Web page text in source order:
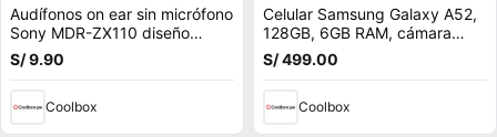
Audífonos on ear sin micrófono
Sony MDR-ZX110 diseño
plegable giratorio, conector
3.5 mm, negro
S/ 9.90
Coolbox
Celular Samsung Galaxy A52,
128GB, 6GB RAM, cámara
trasera 64MP y frontal 32MP,
6.5"", Snapdragon, negro
S/ 499.00
Coolbox